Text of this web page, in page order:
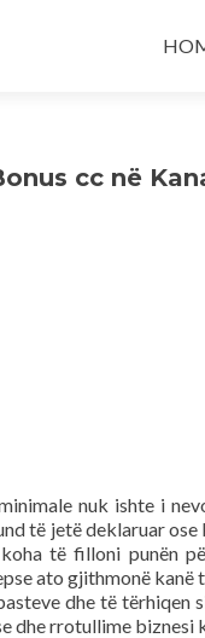
to
cc në
nuk ishte i
të jetë deklaruar
të filloni punën
ato gjithmonë kanë
dhe të
dhe rrotullime biznesi